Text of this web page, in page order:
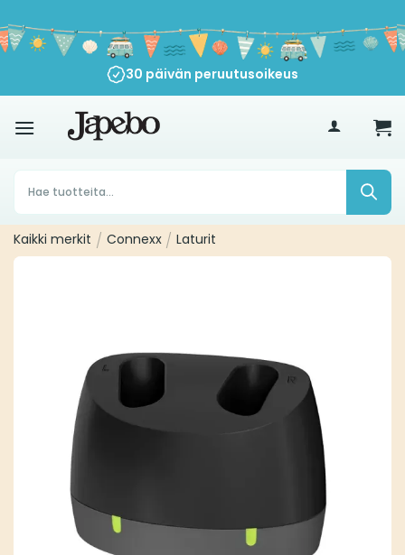
sisältöön
€35
30 päivän peruutusoikeus
Products
search
Kaikki merkit / Connexx / Laturit